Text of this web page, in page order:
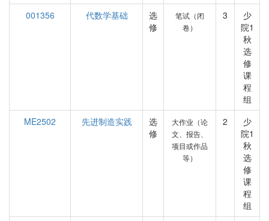
001356
代数学基础
选
修
笔试（闭
卷）
3
少
院1
秋
选
修
课
程
组
ME2502
先进制造实践
选
修
大作业（论
文、报告、
项目或作品
等）
2
少
院1
秋
选
修
课
程
组